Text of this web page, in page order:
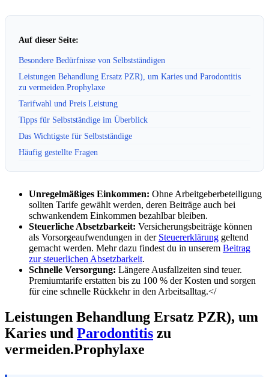
Auf dieser Seite:
Besondere Bedürfnisse von Selbstständigen
Leistungen Behandlung Ersatz PZR), um Karies und Parodontitis
zu vermeiden.Prophylaxe
Tarifwahl und Preis Leistung
Tipps für Selbstständige im Überblick
Das Wichtigste für Selbstständige
Häufig gestellte Fragen
Unregelmäßiges Einkommen: Ohne Arbeitgeberbeteiligung
sollten Tarife gewählt werden, deren Beiträge auch bei
schwankendem Einkommen bezahlbar bleiben.
Steuerliche Absetzbarkeit: Versicherungsbeiträge können
als Vorsorgeaufwendungen in der Steuererklärung geltend
gemacht werden. Mehr dazu findest du in unserem Beitrag
zur steuerlichen Absetzbarkeit.
Schnelle Versorgung: Längere Ausfallzeiten sind teuer.
Premiumtarife erstatten bis zu 100 % der Kosten und sorgen
für eine schnelle Rückkehr in den Arbeitsalltag.</
Leistungen Behandlung Ersatz PZR), um
Karies und Parodontitis zu
vermeiden.Prophylaxe